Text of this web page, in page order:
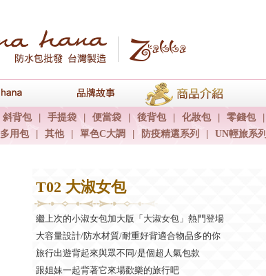
關於uma hana 品牌故事
斜背包 手提袋 便當袋 後背包 化妝包 零錢包
多用包 其他 單色C大調 防疫精選系列 UN輕旅系列
Products
T02 大淑女包
繼上次的小淑女包加大版「大淑女包」熱門登場
大容量設計/防水材質/耐重好背適合物品多的你
旅行出遊背起來與眾不同/是個超人氣包款
跟姐妹一起背著它來場歡樂的旅行吧